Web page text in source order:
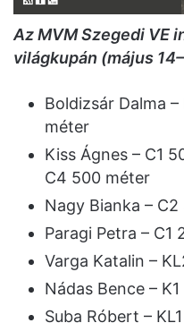
Az MVM Szegedi VE
világkupán (május
Boldizsár Dalma
méter
Kiss Ágnes – C1
C4 500 méter
Nagy Bianka –
Paragi Petra – C1
Varga Katalin –
Nádas Bence –
Suba Róbert –